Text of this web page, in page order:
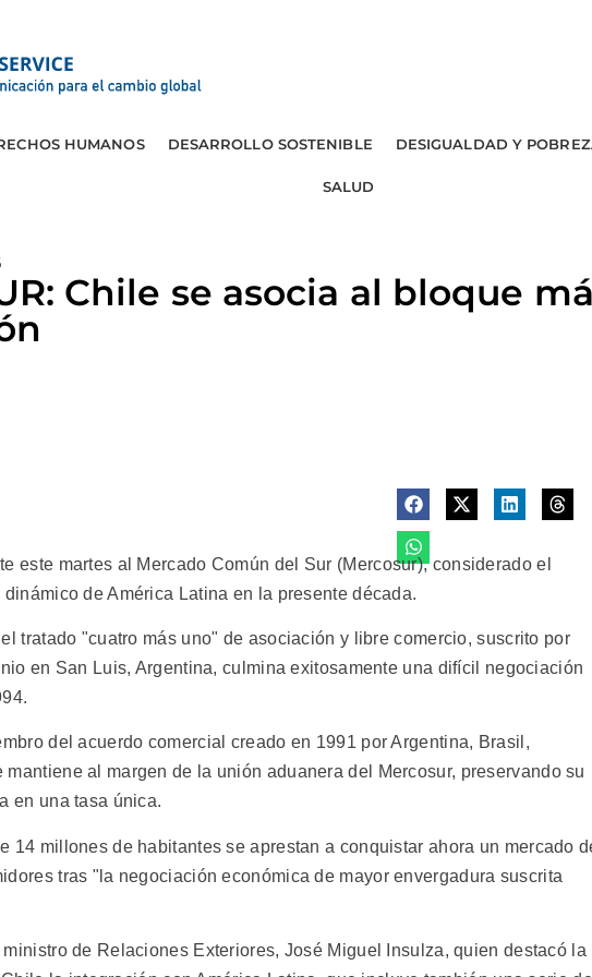
HUMANOS DESARROLLO SOSTENIBLE DESIGUALDAD Y
SALUD
Chile se asocia al bloque
este martes al Mercado Común del Sur (Mercosur), considerado el
de América Latina en la presente década.
tratado "cuatro más uno" de asociación y libre comercio, suscrito por
en San Luis, Argentina, culmina exitosamente una difícil negociación
del acuerdo comercial creado en 1991 por Argentina, Brasil,
mantiene al margen de la unión aduanera del Mercosur, preservando su
en una tasa única.
14 millones de habitantes se aprestan a conquistar ahora un mercado
tras "la negociación económica de mayor envergadura suscrita
de Relaciones Exteriores, José Miguel Insulza, quien destacó la